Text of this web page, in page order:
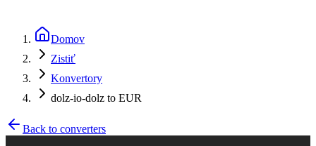
Domov
Zistiť
Konvertory
dolz-io-dolz to EUR
Back to converters